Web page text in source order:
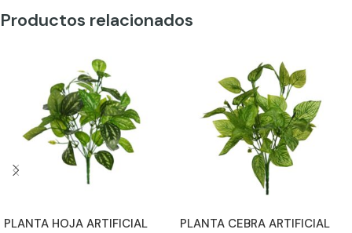
Productos relacionados
PLANTA HOJA ARTIFICIAL
PLANTA CEBRA ARTIFICIAL